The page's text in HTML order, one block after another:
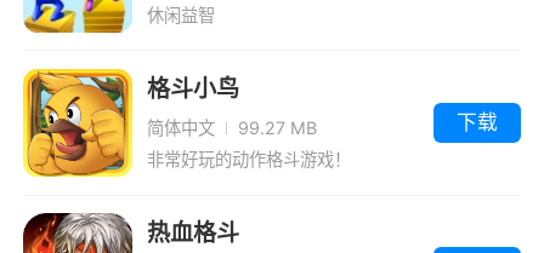
休闲益智
格斗小鸟
简体中文
99.27 MB
非常好玩的动作格斗游戏！
下载
热血格斗